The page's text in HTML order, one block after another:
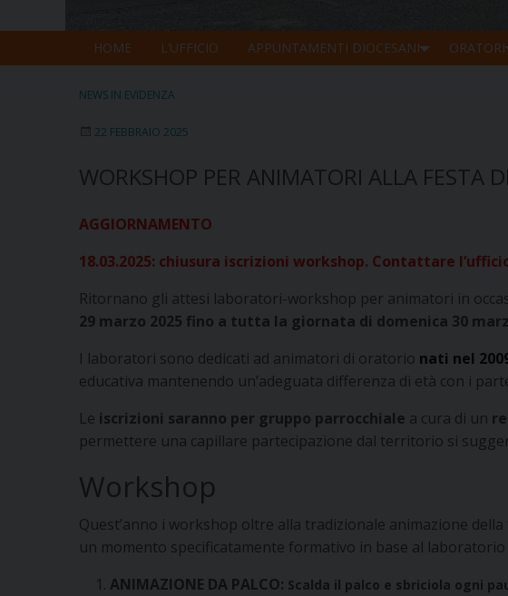
HOME L’UFFICIO APPUNTAMENTI DIOCESANI ORATORI
NEWS IN EVIDENZA
22 FEBBRAIO 2025
WORKSHOP PER ANIMATORI ALLA FESTA
AGGIORNAMENTO
18.03.2025: chiusura iscrizioni workshop. Contattare
Ritornano gli attesi laboratori-workshop per animatori in
29 marzo 2025 fino a tutta la giornata di domenica 30
I laboratori sono dedicati ad animatori di oratorio nati nel
educativa mantenendo un’adeguata differenza di età con i
Le iscrizioni saranno per gruppo parrocchiale a cura di un
permettere una capillare partecipazione dal territorio si
Workshop
Quest’anno i workshop oltre alla tradizionale animazione
un momento specificatamente formativo in base al laboratorio
ANIMAZIONE DA PALCO: Scalda il palco e sbriciola ogni